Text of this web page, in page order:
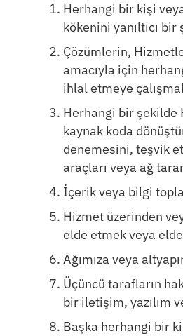
Herhangi bir kişi
kökenini yanıltıcı
Çözümlerin,
amacıyla için
ihlal etmeye
Herhangi bir şekilde
kaynak koda
denemesini, teşvik
araçları veya ağ
İçerik veya bilgi
Hizmet üzerinden
elde etmek veya
Ağımıza veya
Üçüncü tarafların
bir iletişim, yazılım
Başka herhangi bir